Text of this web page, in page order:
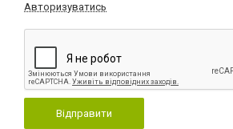
Авторизуватись
Відправити